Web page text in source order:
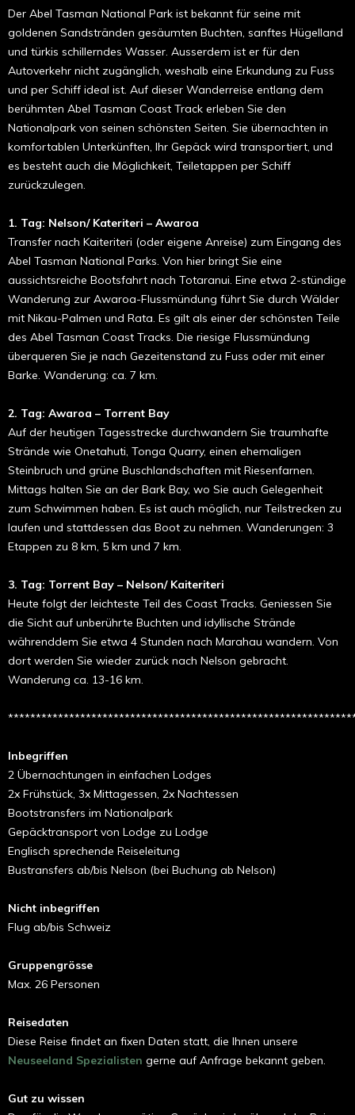
Der Abel Tasman National Park ist bekannt für seine mit
goldenen Sandstränden gesäumten Buchten, sanftes Hügelland
und türkis schillerndes Wasser. Ausserdem ist er für den
Autoverkehr nicht zugänglich, weshalb eine Erkundung zu Fuss
und per Schiff ideal ist. Auf dieser Wanderreise entlang dem
berühmten Abel Tasman Coast Track erleben Sie den
Nationalpark von seinen schönsten Seiten. Sie übernachten in
komfortablen Unterkünften, Ihr Gepäck wird transportiert, und
es besteht auch die Möglichkeit, Teiletappen per Schiff
zurückzulegen.
1. Tag: Nelson/ Kateriteri – Awaroa
Transfer nach Kaiteriteri (oder eigene Anreise) zum Eingang des
Abel Tasman National Parks. Von hier bringt Sie eine
aussichtsreiche Bootsfahrt nach Totaranui. Eine etwa 2-stündige
Wanderung zur Awaroa-Flussmündung führt Sie durch Wälder
mit Nikau-Palmen und Rata. Es gilt als einer der schönsten Teile
des Abel Tasman Coast Tracks. Die riesige Flussmündung
überqueren Sie je nach Gezeitenstand zu Fuss oder mit einer
Barke. Wanderung: ca. 7 km.
2. Tag: Awaroa – Torrent Bay
Auf der heutigen Tagesstrecke durchwandern Sie traumhafte
Strände wie Onetahuti, Tonga Quarry, einen ehemaligen
Steinbruch und grüne Buschlandschaften mit Riesenfarnen.
Mittags halten Sie an der Bark Bay, wo Sie auch Gelegenheit
zum Schwimmen haben. Es ist auch möglich, nur Teilstrecken zu
laufen und stattdessen das Boot zu nehmen. Wanderungen: 3
Etappen zu 8 km, 5 km und 7 km.
3. Tag: Torrent Bay – Nelson/ Kaiteriteri
Heute folgt der leichteste Teil des Coast Tracks. Geniessen Sie
die Sicht auf unberührte Buchten und idyllische Strände
währenddem Sie etwa 4 Stunden nach Marahau wandern. Von
dort werden Sie wieder zurück nach Nelson gebracht.
Wanderung ca. 13-16 km.
Inbegriffen
2 Übernachtungen in einfachen Lodges
2x Frühstück, 3x Mittagessen, 2x Nachtessen
Bootstransfers im Nationalpark
Gepäcktransport von Lodge zu Lodge
Englisch sprechende Reiseleitung
Bustransfers ab/bis Nelson (bei Buchung ab Nelson)
Nicht inbegriffen
Flug ab/bis Schweiz
Gruppengrösse
Max. 26 Personen
Reisedaten
Diese Reise findet an fixen Daten statt, die Ihnen unsere
Neuseeland Spezialisten gerne auf Anfrage bekannt geben.
Gut zu wissen